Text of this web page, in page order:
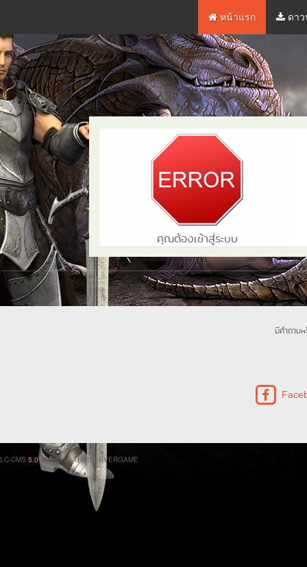
หน้าแรก ดา
ดาวน์โหลด
คุณต้องเข้าสู่ระบบ
มีคำถาม
LC-CMS 5.0Licenced: THAISERVERGAME